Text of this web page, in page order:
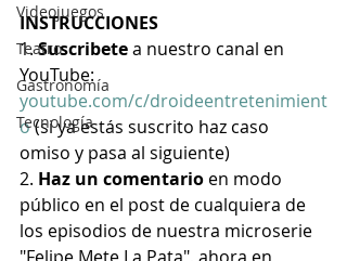
Videojuegos
Teatro
Gastronomía
Tecnología
INSTRUCCIONES
1. Suscribete a nuestro canal en
YouTube:
youtube.com/c/droideentretenimient
o (si ya estás suscrito haz caso
omiso y pasa al siguiente)
2. Haz un comentario en modo
público en el post de cualquiera de
los episodios de nuestra microserie